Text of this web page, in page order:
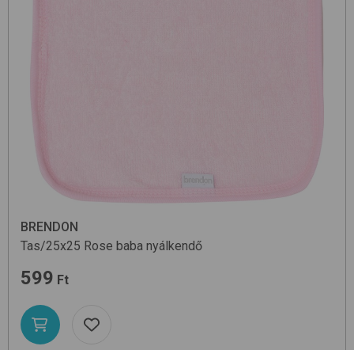
BRENDON
Tas/25x25 Rose baba nyálkendő
599 Ft